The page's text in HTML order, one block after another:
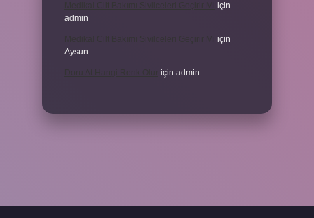
için
admin
için
Aysun
için admin